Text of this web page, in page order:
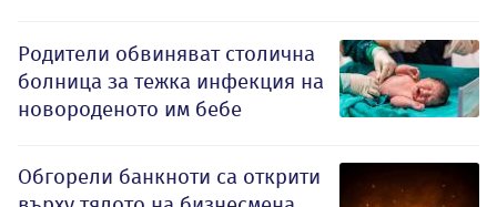
Родители обвиняват столична
болница за тежка инфекция на
новороденото им бебе
Обгорели банкноти са открити